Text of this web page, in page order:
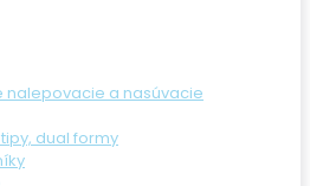
nalepovacie a nasúvacie
dual formy